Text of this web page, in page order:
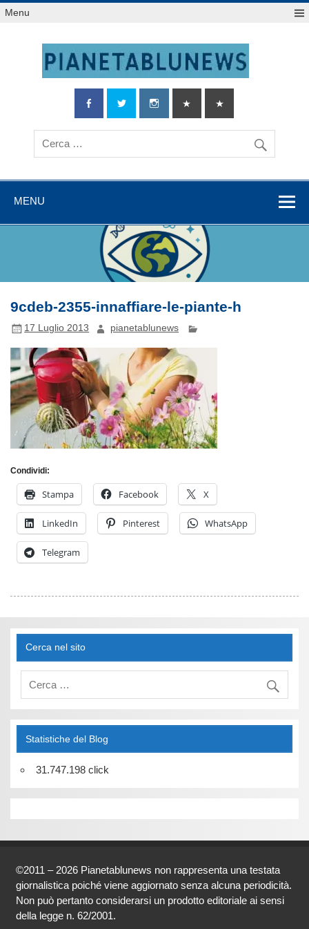
Salta
alMenu
MENU
9cdeb-2355-innaffiare-le-piante-h
17 Luglio 2013 pianetablunews
Condividi:
Stampa Facebook X
LinkedIn Pinterest WhatsApp
Telegram
Cerca nel sito
Statistiche del Blog
31.747.198 click
©2011 – 2026 Pianetablunews non rappresenta una testata
giornalistica poiché viene aggiornato senza alcuna periodicità.
Non può pertanto considerarsi un prodotto editoriale ai sensi
della legge n. 62/2001.